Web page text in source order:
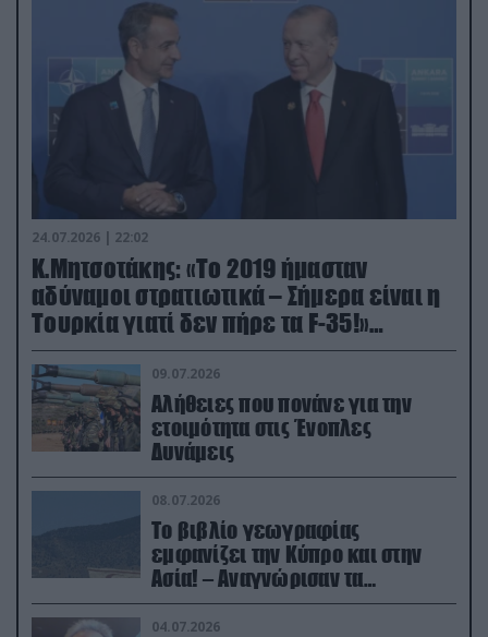
24.07.2026 | 22:02
Κ.Μητσοτάκης: «Το 2019 ήμασταν
αδύναμοι στρατιωτικά – Σήμερα είναι η
Τουρκία γιατί δεν πήρε τα F-35!»
(βίντεο)
09.07.2026
Αλήθειες που πονάνε για την
ετοιμότητα στις Ένοπλες
Δυνάμεις
08.07.2026
Το βιβλίο γεωγραφίας
εμφανίζει την Κύπρο και στην
Ασία! – Αναγνώρισαν τα
κατεχόμενα; (φωτο)
04.07.2026